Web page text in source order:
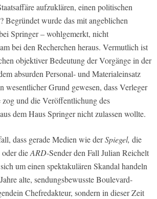
aufzuklären, einen politischen
Begründet wurde das mit angeblichen
Springer – wohlgemerkt, nicht
bei den Recherchen heraus. Vermutlich ist
objektiver Bedeutung der Vorgänge in der
absurden Personal- und Materialeinsatz
wesentlicher Grund gewesen, dass Verleger
und die Veröffentlichung des
dem Haus Springer nicht zulassen wollte.
dass gerade Medien wie derSpiegel, die
oder dieARD-Sender den Fall Julian Reichelt
um einen spektakulären Skandal handeln
alte, sendungsbewusste Boulevard-
Chefredakteur, sondern in dieser Zeit